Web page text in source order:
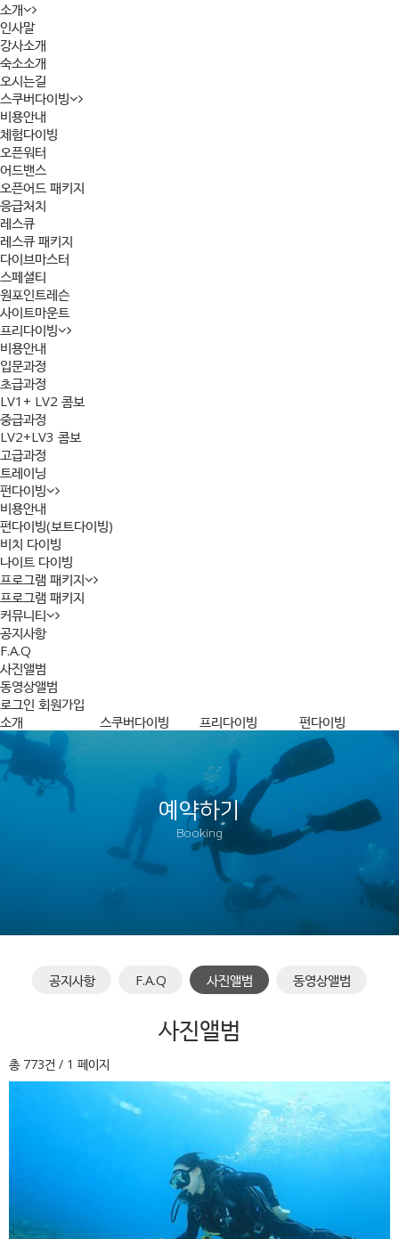
소개
인사말
강사소개
숙소소개
오시는길
스쿠버다이빙
비용안내
체험다이빙
오픈워터
어드밴스
오픈어드 패키지
응급처치
레스큐
레스큐 패키지
다이브마스터
스페셜티
원포인트레슨
사이트마운트
프리다이빙
비용안내
입문과정
초급과정
LV1+ LV2 콤보
중급과정
LV2+LV3 콤보
고급과정
트레이닝
펀다이빙
비용안내
펀다이빙(보트다이빙)
비치 다이빙
나이트 다이빙
프로그램 패키지
프로그램 패키지
커뮤니티
공지사항
F.A.Q
사진앨범
동영상앨범
로그인 회원가입
소개
스쿠버다이빙 프리다이빙 펀다이빙
예약하기
Booking
공지사항 F.A.Q 사진앨범 동영상앨범
사진앨범
총 773건 / 1 페이지